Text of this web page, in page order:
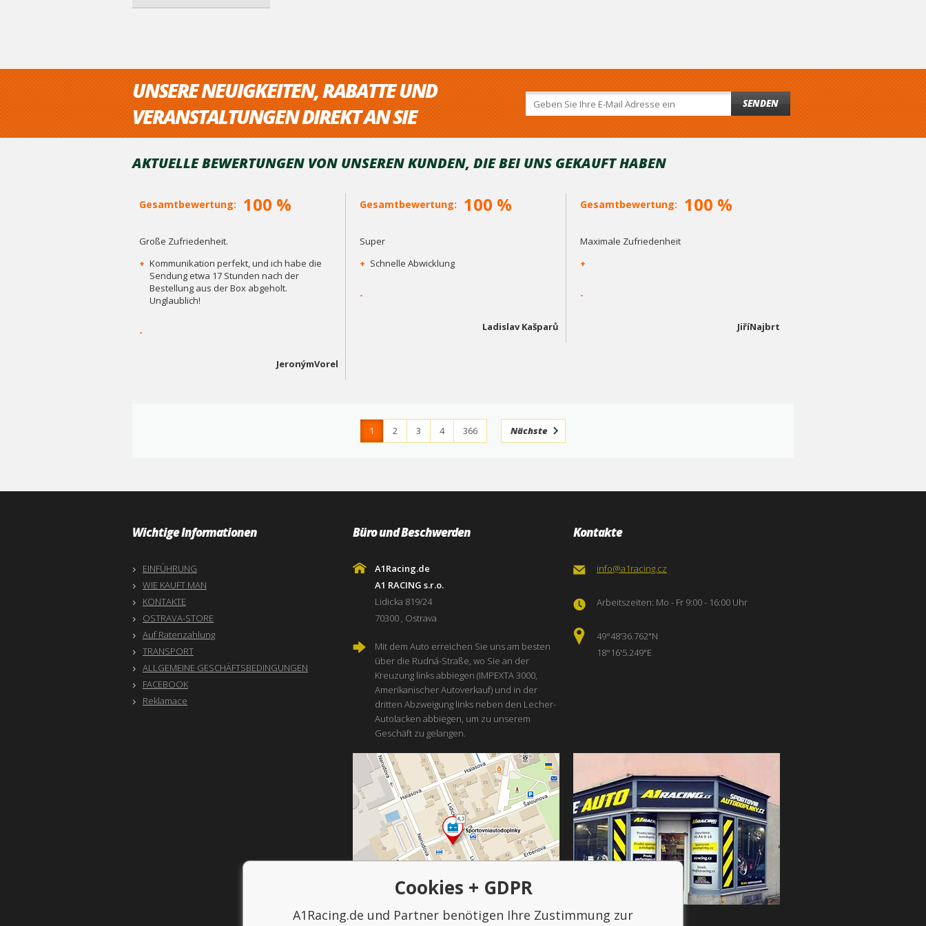
UNSERE NEUIGKEITEN, RABATTE UND
VERANSTALTUNGEN DIREKT AN SIE
SENDEN
AKTUELLE BEWERTUNGEN VON UNSEREN KUNDEN, DIE BEI ​​UNS GEKAUFT HABEN
Gesamtbewertung: 100 %
Große Zufriedenheit.
+ Kommunikation perfekt, und ich habe die
Sendung etwa 17 Stunden nach der
Bestellung aus der Box abgeholt.
Unglaublich!
-
JeronýmVorel
Gesamtbewertung: 100 %
Super
+ Schnelle Abwicklung
-
Ladislav Kašparů
Gesamtbewertung: 100 %
Maximale Zufriedenheit
+
-
JiříNajbrt
1 2 3 4 366 Nächste
Wichtige Informationen
EINFÜHRUNG
WIE KAUFT MAN
KONTAKTE
OSTRAVA-STORE
Auf Ratenzahlung
TRANSPORT
ALLGEMEINE GESCHÄFTSBEDINGUNGEN
FACEBOOK
Reklamace
Büro und Beschwerden
A1Racing.de
A1 RACING s.r.o.
Lidicka 819/24
70300 , Ostrava
Mit dem Auto erreichen Sie uns am besten
über die Rudná-Straße, wo Sie an der
Kreuzung links abbiegen (IMPEXTA 3000,
Amerikanischer Autoverkauf) und in der
dritten Abzweigung links neben den Lecher-
Autolacken abbiegen, um zu unserem
Geschäft zu gelangen.
Kontakte
info@a1racing.cz
Arbeitszeiten: Mo - Fr 9:00 - 16:00 Uhr
49°48'36.762"N
18°16'5.249"E
Cookies + GDPR
A1Racing.de und Partner benötigen Ihre Zustimmung zur